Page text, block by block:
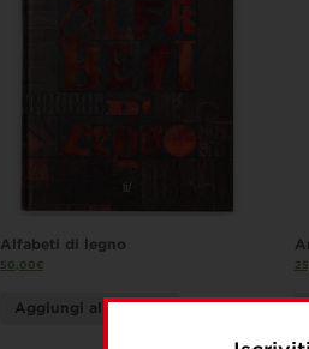
Alfabeti di legno
50,00€
Aggiungi al carrello